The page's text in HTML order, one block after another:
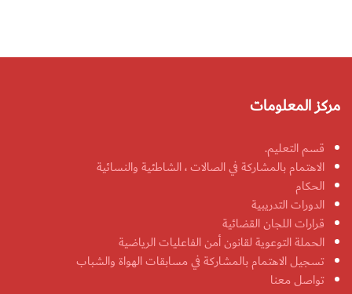
مركز المعلومات
قسم التعليم.
الاهتمام بالمشاركة في الصالات ، الشاطئية والنسائية
الحكام
الدورات التدريبية
قرارات اللجان القضائية
الحملة التوعوية لقانون أمن الفاعليات الرياضية
تسجيل الاهتمام بالمشاركة في مسابقات الهواة والشباب
تواصل معنا